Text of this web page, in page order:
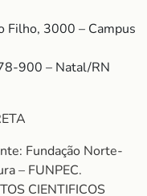
Filho, 3000 – Campus
900 – Natal/RN
Fundação Norte-
– FUNPEC.
CIENTIFICOS